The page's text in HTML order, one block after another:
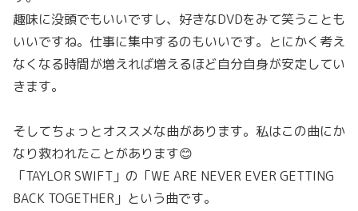
趣味に没頭でもいいですし、好きなDVDをみて笑うことも
いいですね。仕事に集中するのもいいです。とにかく考え
なくなる時間が増えれば増えるほど自分自身が安定してい
きます。
そしてちょっとオススメな曲があります。私はこの曲にか
なり救われたことがあります😊
「TAYLOR SWIFT」の「WE ARE NEVER EVER GETTING
BACK TOGETHER」という曲です。